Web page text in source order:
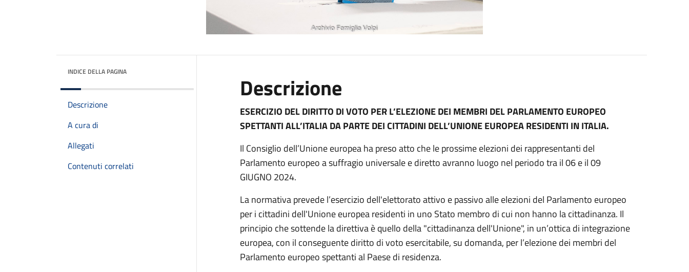
INDICE DELLA PAGINA
Descrizione
A cura di
Allegati
Contenuti correlati
Descrizione
ESERCIZIO DEL DIRITTO DI VOTO PER L’ELEZIONE DEI MEMBRI DEL PARLAMENTO EUROPEO
SPETTANTI ALL’ITALIA DA PARTE DEI CITTADINI DELL’UNIONE EUROPEA RESIDENTI IN ITALIA.
Il Consiglio dell’Unione europea ha preso atto che le prossime elezioni dei rappresentanti del
Parlamento europeo a suffragio universale e diretto avranno luogo nel periodo tra il 06 e il 09
GIUGNO 2024.
La normativa prevede l’esercizio dell'elettorato attivo e passivo alle elezioni del Parlamento europeo
per i cittadini dell'Unione europea residenti in uno Stato membro di cui non hanno la cittadinanza. Il
principio che sottende la direttiva è quello della "cittadinanza dell'Unione", in un’ottica di integrazione
europea, con il conseguente diritto di voto esercitabile, su domanda, per l’elezione dei membri del
Parlamento europeo spettanti al Paese di residenza.